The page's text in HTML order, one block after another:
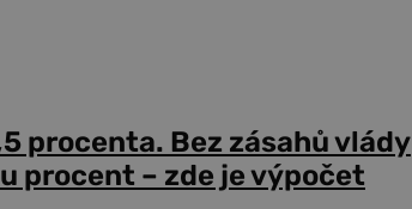
procenta. Bez zásahů vlády
procent – zde je výpočet